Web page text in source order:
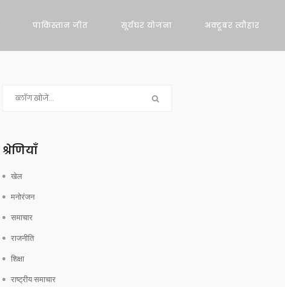
पाकिस्तान जीत सूर्यघर योजना अक्टूबर त्यौहार
श्रेणियाँ
खेल
मनोरंजन
समाचार
राजनीति
शिक्षा
राष्ट्रीय समाचार